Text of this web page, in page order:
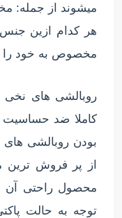
میشوند از جمله:
هر کدام ازین
مخصوص به خود را
روبالشی های
کاملا ضد
بودن روبالشی
از پر فروش
محصول راحتی
توجه به حالت